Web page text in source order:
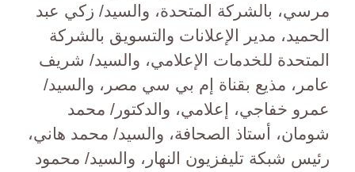
مرسي، بالشركة المتحدة، والسيد/ زكي عبد
الحميد، مدير الإعلانات والتسويق بالشركة
المتحدة للخدمات الإعلامي، والسيد/ شريف
عامر، مذيع بقناة إم بي سي مصر، والسيد/
عمرو خفاجي، إعلامي، والدكتور/ محمد
شومان، أستاذ الصحافة، والسيد/ محمد هاني،
رئيس شبكة تليفزيون النهار، والسيد/ محمود